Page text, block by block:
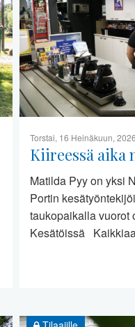
Torstai, 16 Heinäkuun, 2026
Kiireessä aika
Matilda Pyy on yksi
Portin
taukopaikalla
Kesätöissä